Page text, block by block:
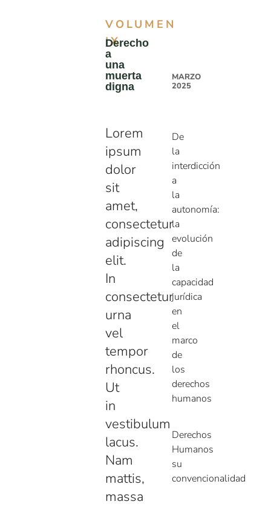
VOLUMEN
IX
Derecho
a
una
muerta
digna
Lorem
ipsum
dolor
sit
amet,
consectetur
adipiscing
elit.
In
consectetur
urna
vel
tempor
rhoncus.
Ut
in
vestibulum
lacus.
Nam
mattis,
massa
MARZO
2025
De
la
interdicción
a
la
autonomía:
la
evolución
de
la
capacidad
jurídica
en
el
marco
de
los
derechos
humanos
Derechos
Humanos
su
convencionalidad